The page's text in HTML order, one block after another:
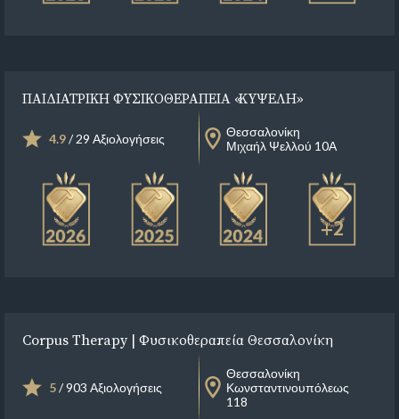
ΠΑΙΔΙΑΤΡΙΚΗ ΦΥΣΙΚΟΘΕΡΑΠΕΙΑ «ΚΥΨΕΛΗ»
4.9/ 29 Αξιολογήσεις
Θεσσαλονίκη
Μιχαήλ Ψελλού 10Α
+2
Corpus Therapy | Φυσικοθεραπεία Θεσσαλονίκη
5/ 903 Αξιολογήσεις
Θεσσαλονίκη
Κωνσταντινουπόλεως
118